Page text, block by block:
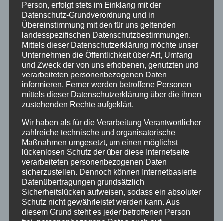
Der neue Kirchenvorstand setzt sich aus
gewählten und berufenen Mitgliedern
zusammen. Von den insgesamt 17
Kandidatinnen und Kandidaten konnten für
12 Personen Stimmen abgegeben werden.
Gewählt wurden:
Katrin Alsleben
Dr. Marion Haase
Astrid Fey
Nicola Alexander Ferl
Jasmin Schlee
Annette Lieberknecht-Wolf
Ulrike Arnold
Person, erfolgt stets im Einklang mit der
Datenschutz-Grundverordnung und in
Übereinstimmung mit den für uns geltenden
landesspezifischen Datenschutzbestimmungen.
Mittels dieser Datenschutzerklärung möchte unser
Unternehmen die Öffentlichkeit über Art, Umfang
und Zweck der von uns erhobenen, genutzten und
verarbeiteten personenbezogenen Daten
informieren. Ferner werden betroffene Personen
mittels dieser Datenschutzerklärung über die ihnen
zustehenden Rechte aufgeklärt.
Wir haben als für die Verarbeitung Verantwortlicher
zahlreiche technische und organisatorische
Maßnahmen umgesetzt, um einen möglichst
lückenlosen Schutz der über diese Internetseite
verarbeiteten personenbezogenen Daten
sicherzustellen. Dennoch können Internetbasierte
Datenübertragungen grundsätzlich
Sicherheitslücken aufweisen, sodass ein absoluter
Schutz nicht gewährleistet werden kann. Aus
diesem Grund steht es jeder betroffenen Person